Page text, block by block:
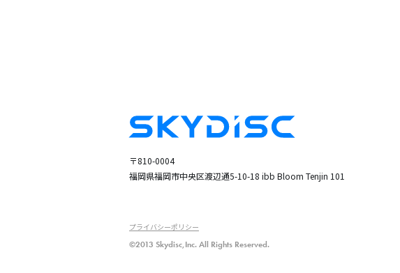
〒810-0004
福岡県福岡市中央区渡辺通5-10-18 ibb Bloom Tenjin 101
プライバシーポリシー
©2013 Skydisc,Inc. All Rights Reserved.